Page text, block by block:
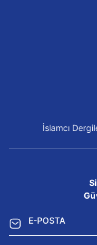
İslamcı